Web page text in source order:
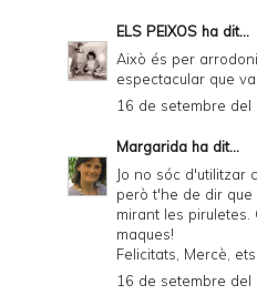
ELS PEIXOS ha dit...
Això és per
espectacular que
16 de setembre del
Margarida ha dit...
Jo no sóc d'utilitzar
però t'he de dir que
mirant les piruletes.
maques!
Felicitats, Mercè,
16 de setembre